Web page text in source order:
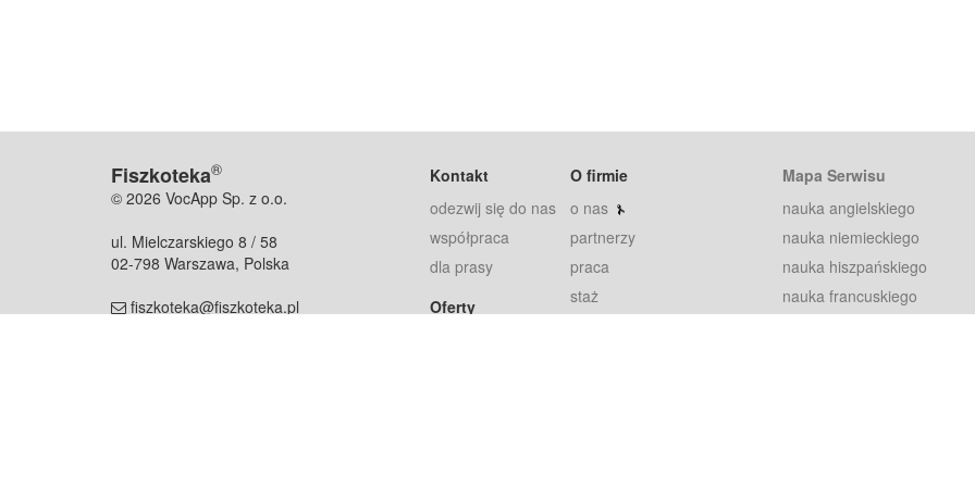
Fiszkoteka®
© 2026 VocApp Sp. z o.o.
ul. Mielczarskiego 8 / 58
02-798 Warszawa, Polska
fiszkoteka@fiszkoteka.pl
Kontakt
odezwij się do nas
współpraca
dla prasy
Oferty
O firmie
o nas
partnerzy
praca
staż
Mapa Serwisu
nauka angielskiego
nauka niemieckiego
nauka hiszpańskiego
nauka francuskiego